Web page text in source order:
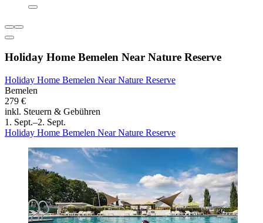
Holiday Home Bemelen Near Nature Reserve
Holiday Home Bemelen Near Nature Reserve
Bemelen
279 €
inkl. Steuern & Gebühren
1. Sept.–2. Sept.
Holiday Home Bemelen Near Nature Reserve